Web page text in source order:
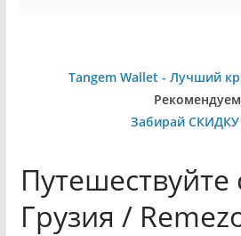
Tangem Wallet - Лучший
Забирай СКИДКУ
Путешествуйте
Грузия /